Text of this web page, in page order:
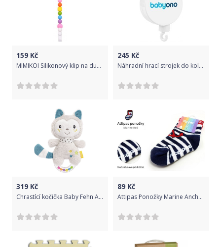
159 Kč
MIMIKOI Silikonový klip na dudlík zelený ninja
245 Kč
Náhradní hrací strojek do kolotoče nad postýlku - BABYONO bílý
319 Kč
Chrastící kočička Baby Fehn Aiko & Yuki
89 Kč
Attipas Ponožky Marine Anchor red